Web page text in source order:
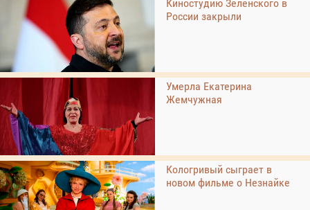
Киностудию Зеленского в
России закрыли
Умерла Екатерина
Жемчужная
Кологривый сыграет в
новом фильме о Незнайке